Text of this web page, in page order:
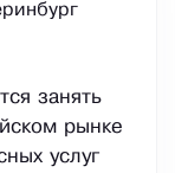
занять
рынке
услуг